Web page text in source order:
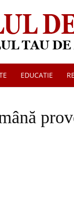
Jurnalul
EDUCATIE